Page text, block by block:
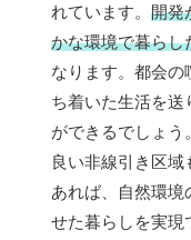
れています。 開発
かな環境で暮らし
なります。都会の
ち着いた生活を送
ができるでしょ
良い非線引き区
あれば、自然環境
せた暮らしを実現